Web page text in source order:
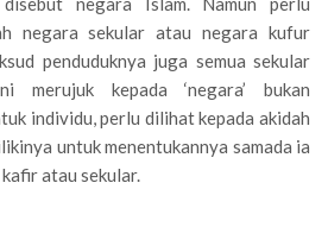
negara sekular atau negara kufur
penduduknya juga semua sekular
kepada ‘negara’ bukan
individu, perlu dilihat kepada akidah
untuk menentukannya samada ia
atau sekular.